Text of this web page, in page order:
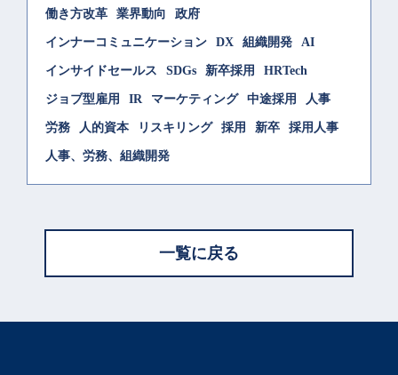
働き方改革 業界動向 政府
インナーコミュニケーション DX 組織開発 AI
インサイドセールス SDGs 新卒採用 HRTech
ジョブ型雇用 IR マーケティング 中途採用 人事
労務 人的資本 リスキリング 採用 新卒 採用人事
人事、労務、組織開発
一覧に戻る